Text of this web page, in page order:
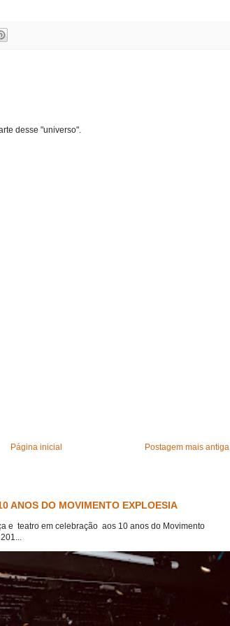
desse "universo".
Postagem mais antiga
Página inicial
ANOS DO MOVIMENTO EXPLOESIA
e teatro em celebração aos 10 anos do Movimento